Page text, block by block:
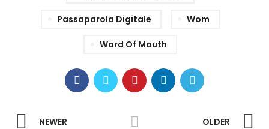
Passaparola Digitale Wom
Word Of Mouth
NEWER OLDER